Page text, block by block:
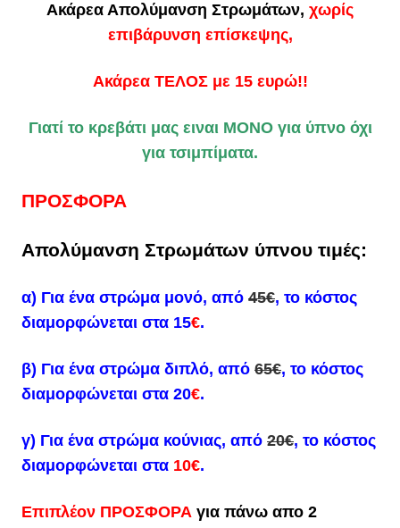
Ακάρεα Απολύμανση Στρωμάτων, χωρίς
επιβάρυνση επίσκεψης,
Ακάρεα ΤΕΛΟΣ με 15 ευρώ!!
Γιατί το κρεβάτι μας ειναι ΜΟΝΟ για ύπνο όχι
για τσιμπίματα.
ΠΡΟΣΦΟΡΑ
Απολύμανση Στρωμάτων ύπνου τιμές:
α) Για ένα στρώμα μονό, από 45€, το κόστος
διαμορφώνεται στα 15€.
β) Για ένα στρώμα διπλό, από 65€, το κόστος
διαμορφώνεται στα 20€.
γ) Για ένα στρώμα κούνιας, από 20€, το κόστος
διαμορφώνεται στα 10€.
Επιπλέον ΠΡΟΣΦΟΡΑ για πάνω απο 2